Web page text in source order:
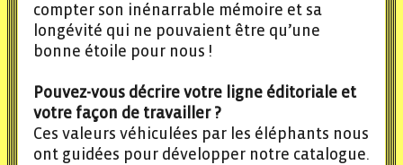
compter son inénarrable mémoire et sa
longévité qui ne pouvaient être qu’une
bonne étoile pour nous !
Pouvez-vous décrire votre ligne éditoriale et
votre façon de travailler ?
Ces valeurs véhiculées par les éléphants nous
ont guidées pour développer notre catalogue.